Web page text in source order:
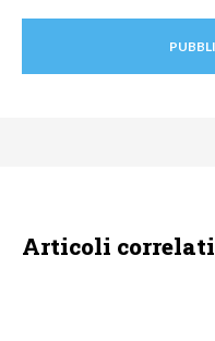
Articoli correlati